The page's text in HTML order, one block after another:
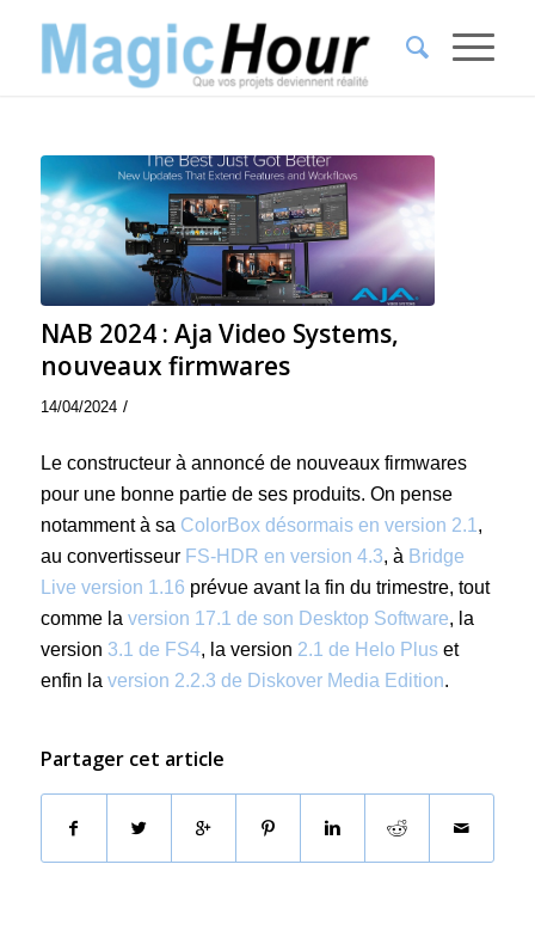
NAB 2024 : Aja Video Systems,
nouveaux firmwares
14/04/2024 /
Le constructeur à annoncé de nouveaux firmwares
pour une bonne partie de ses produits. On pense
notamment à sa ColorBox désormais en version 2.1 ,
au convertisseur FS-HDR en version 4.3, à Bridge
Live version 1.16 prévue avant la fin du trimestre, tout
comme la version 17.1 de son Desktop Software, la
version 3.1 de FS4, la version 2.1 de Helo Pluset
enfin la version 2.2.3 de Diskover Media Edition.
Partager cet article